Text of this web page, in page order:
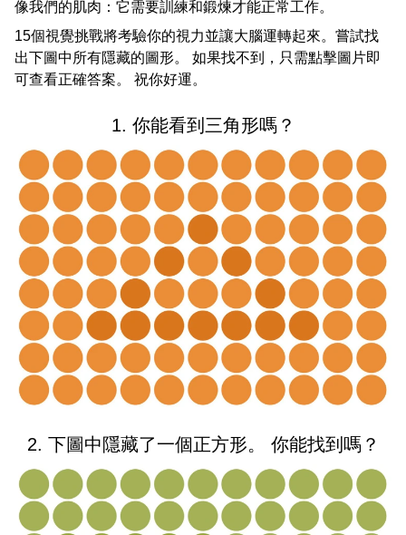
像我們的肌肉：它需要訓練和鍛煉才能正常工作。
15個視覺挑戰將考驗你的視力並讓大腦運轉起來。嘗試找
出下圖中所有隱藏的圖形。 如果找不到，只需點擊圖片即
可查看正確答案。 祝你好運。
1. 你能看到三角形嗎？
2. 下圖中隱藏了一個正方形。 你能找到嗎？